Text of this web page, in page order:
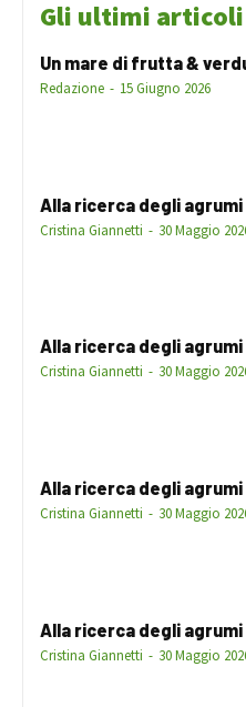
Gli ultimi articoli
Un mare di frutta &
Redazione - 15 Giugno 2026
Alla ricerca degli agrumi
Cristina Giannetti - 30 Maggio
Alla ricerca degli agrumi
Cristina Giannetti - 30 Maggio
Alla ricerca degli agrumi
Cristina Giannetti - 30 Maggio
Alla ricerca degli agrumi
Cristina Giannetti - 30 Maggio